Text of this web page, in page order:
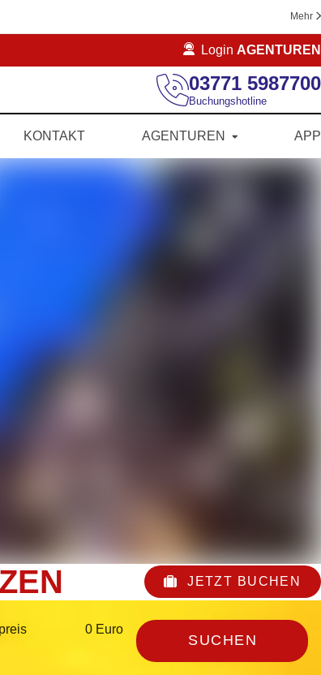
Mehr
Login AGENTUREN
03771 5987700
Buchungshotline
KONTAKT AGENTUREN APP
JETZT BUCHEN
0 Euro
SUCHEN